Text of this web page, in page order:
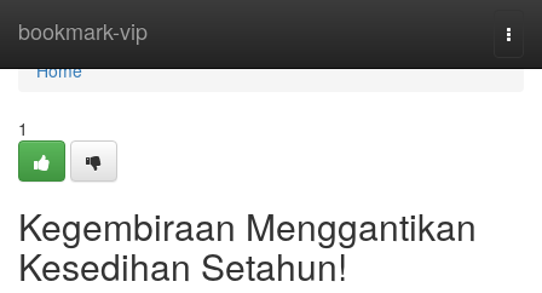
bookmark-vip
Home
Home
1
Kegembiraan Menggantikan
Kesedihan Setahun!